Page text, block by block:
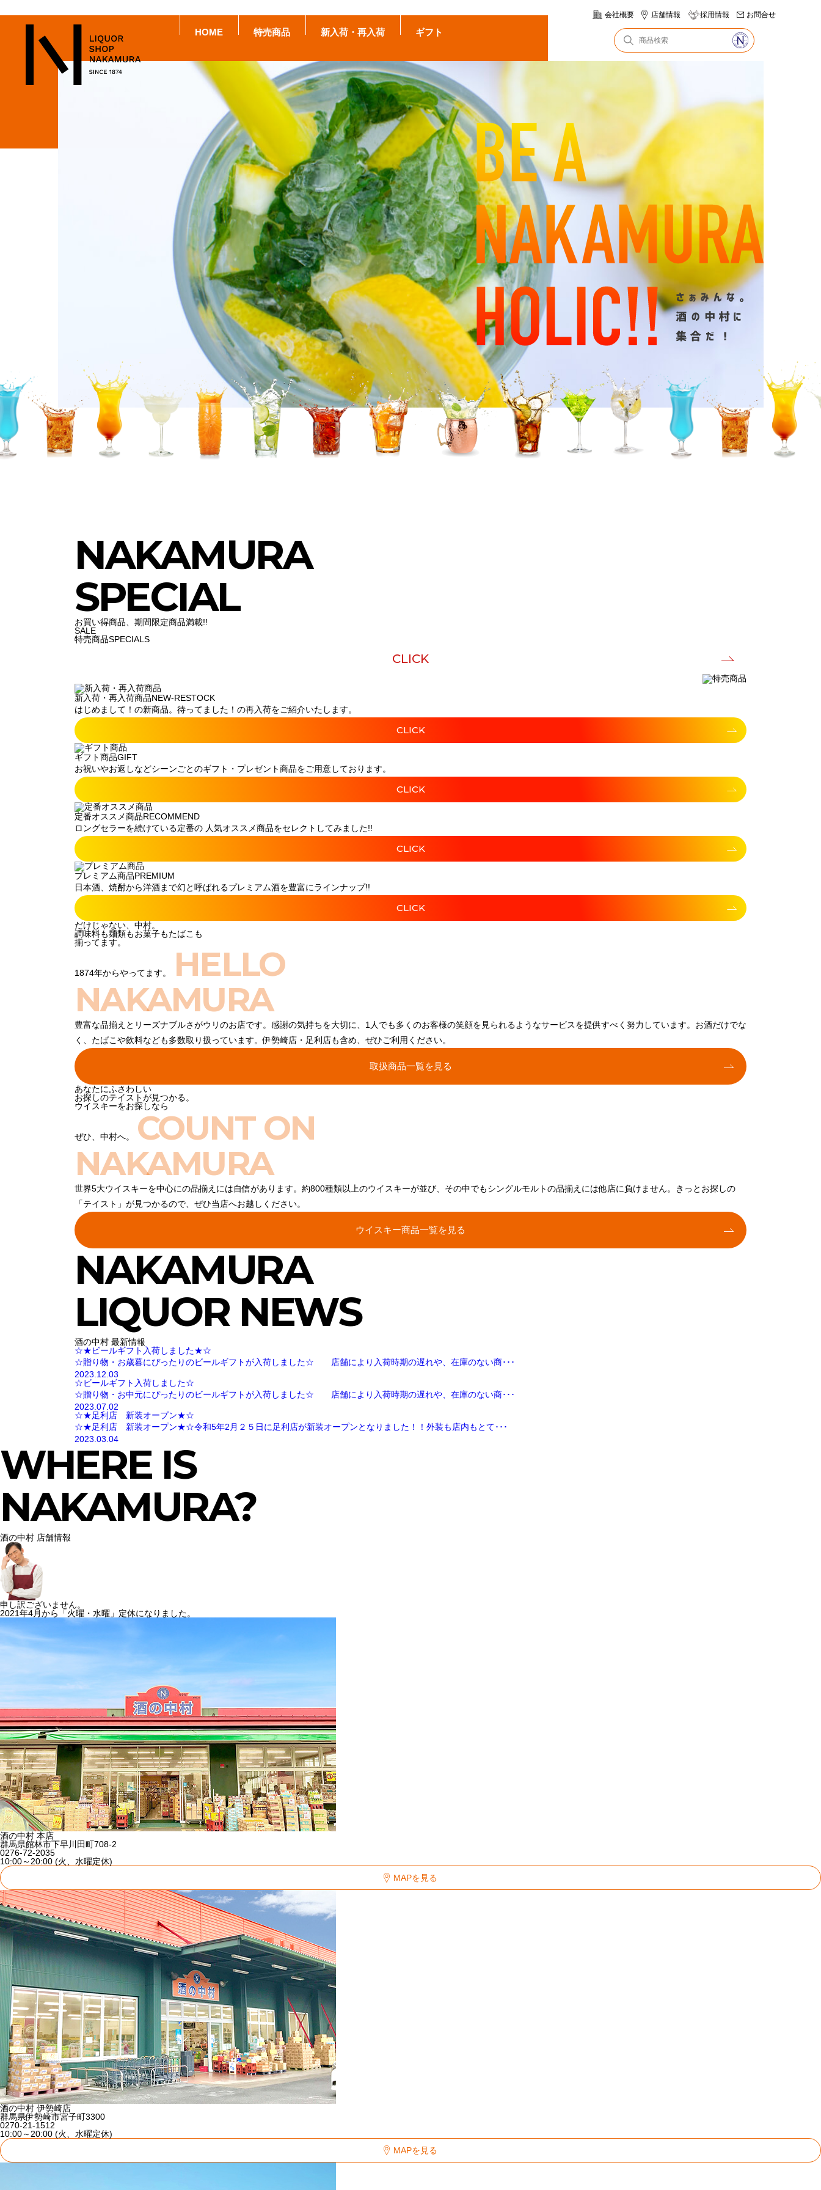
HOME 特売商品 新入荷・再入荷 ギフト
会社概要 店舗情報 採用情報 お問合せ
NAKAMURA
SPECIAL
お買い得商品、期間限定商品満載!!
SALE
特売商品SPECIALS
CLICK
新入荷・再入荷商品NEW-RESTOCK
はじめまして！の新商品。待ってました！の再入荷をご紹介いたします。
CLICK
ギフト商品GIFT
お祝いやお返しなどシーンごとのギフト・プレゼント商品をご用意しております。
CLICK
定番オススメ商品RECOMMEND
ロングセラーを続けている定番の 人気オススメ商品をセレクトしてみました!!
CLICK
プレミアム商品PREMIUM
日本酒、焼酎から洋酒まで幻と呼ばれるプレミアム酒を豊富にラインナップ!!
CLICK
だけじゃない、中村。
調味料も麺類もお菓子もたばこも
揃ってます。
1874年からやってます。
HELLO
NAKAMURA
豊富な品揃えとリーズナブルさがウリのお店です。感謝の気持ちを大切に、1人でも多くのお客様の笑顔を見られるようなサービスを提供すべく努力しています。お酒だけでな
く、たばこや飲料なども多数取り扱っています。伊勢崎店・足利店も含め、ぜひご利用ください。
取扱商品一覧を見る
あなたにふさわしい
お探しのテイストが見つかる。
ウイスキーをお探しなら
ぜひ、中村へ。
COUNT ON
NAKAMURA
世界5大ウイスキーを中心にの品揃えには自信があります。約800種類以上のウイスキーが並び、その中でもシングルモルトの品揃えには他店に負けません。きっとお探しの
「テイスト」が見つかるので、ぜひ当店へお越しください。
ウイスキー商品一覧を見る
NAKAMURA
LIQUOR NEWS
酒の中村 最新情報
☆★ビールギフト入荷しました★☆
☆贈り物・お歳暮にぴったりのビールギフトが入荷しました☆ 店舗により入荷時期の遅れや、在庫のない商･･･
2023.12.03
☆ビールギフト入荷しました☆
☆贈り物・お中元にぴったりのビールギフトが入荷しました☆ 店舗により入荷時期の遅れや、在庫のない商･･･
2023.07.02
☆★足利店 新装オープン★☆
☆★足利店 新装オープン★☆令和5年2月２５日に足利店が新装オープンとなりました！！外装も店内もとて･･･
2023.03.04
WHERE IS
NAKAMURA?
酒の中村 店舗情報
申し訳ございません。
2021年4月から「火曜・水曜」定休になりました。
酒の中村 本店
群馬県館林市下早川田町708-2
0276-72-2035
10:00～20:00 (火、水曜定休)
MAPを見る
酒の中村 伊勢崎店
群馬県伊勢崎市宮子町3300
0270-21-1512
10:00～20:00 (火、水曜定休)
MAPを見る